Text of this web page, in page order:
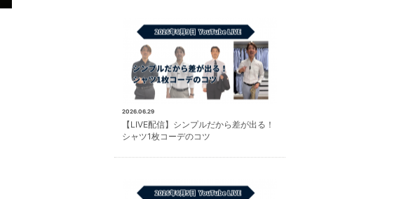
2026.06.29
【LIVE配信】シンプルだから差が出る！
シャツ1枚コーデのコツ